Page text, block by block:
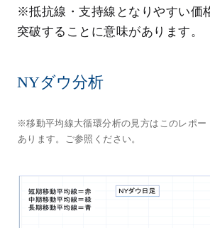
※抵抗線・支持線となりやすい価
突破することに意味があります。
NYダウ分析
※移動平均線大循環分析の見方はこのレポー
あります。ご参照ください。